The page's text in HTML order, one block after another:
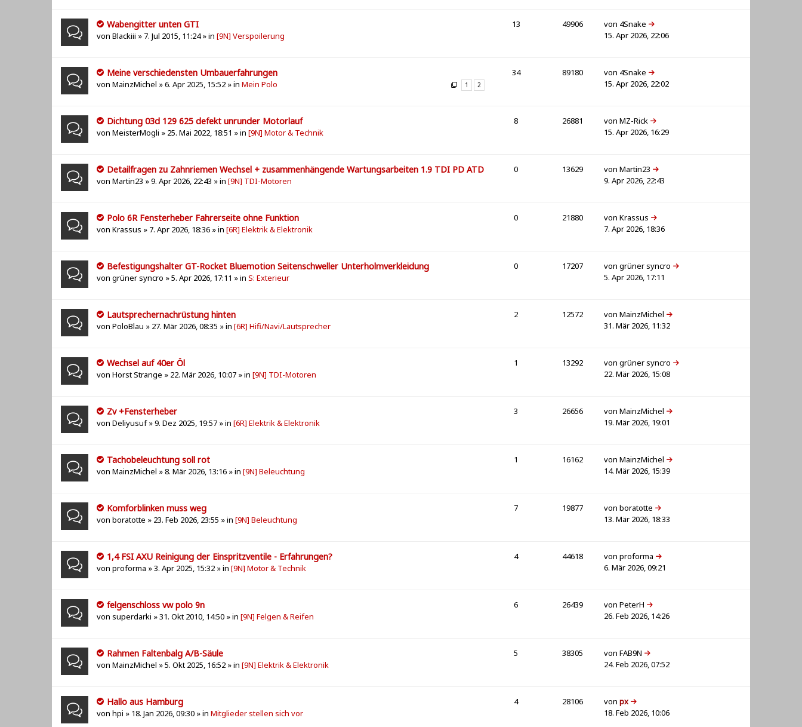
Wabengitter unten GTI
von Blackiii » 7. Jul 2015, 11:24 » in [9N] Verspoilerung
13 49906 von 4Snake
15. Apr 2026, 22:06
Meine verschiedensten Umbauerfahrungen
1 2
von MainzMichel » 6. Apr 2025, 15:52 » in Mein Polo
34 89180 von 4Snake
15. Apr 2026, 22:02
Dichtung 03d 129 625 defekt unrunder Motorlauf
von MeisterMogli » 25. Mai 2022, 18:51 » in [9N] Motor & Technik
8 26881 von MZ-Rick
15. Apr 2026, 16:29
Detailfragen zu Zahnriemen Wechsel + zusammenhängende Wartungsarbeiten 1.9 TDI PD ATD
von Martin23 » 9. Apr 2026, 22:43 » in [9N] TDI-Motoren
0 13629 von Martin23
9. Apr 2026, 22:43
Polo 6R Fensterheber Fahrerseite ohne Funktion
von Krassus » 7. Apr 2026, 18:36 » in [6R] Elektrik & Elektronik
0 21880 von Krassus
7. Apr 2026, 18:36
Befestigungshalter GT-Rocket Bluemotion Seitenschweller Unterholmverkleidung
von grüner syncro » 5. Apr 2026, 17:11 » in S: Exterieur
0 17207 von grüner syncro
5. Apr 2026, 17:11
Lautsprechernachrüstung hinten
von PoloBlau » 27. Mär 2026, 08:35 » in [6R] Hifi/Navi/Lautsprecher
2 12572 von MainzMichel
31. Mär 2026, 11:32
Wechsel auf 40er Öl
von Horst Strange » 22. Mär 2026, 10:07 » in [9N] TDI-Motoren
1 13292 von grüner syncro
22. Mär 2026, 15:08
Zv +Fensterheber
von Deliyusuf» 9. Dez 2025, 19:57 » in [6R] Elektrik & Elektronik
3 26656 von MainzMichel
19. Mär 2026, 19:01
Tachobeleuchtung soll rot
von MainzMichel » 8. Mär 2026, 13:16 » in [9N] Beleuchtung
1 16162 von MainzMichel
14. Mär 2026, 15:39
Komforblinken muss weg
von boratotte » 23. Feb 2026, 23:55 » in [9N] Beleuchtung
7 19877 von boratotte
13. Mär 2026, 18:33
1,4 FSI AXU Reinigung der Einspritzventile - Erfahrungen?
von proforma » 3. Apr 2025, 15:32 » in [9N] Motor & Technik
4 44618 von proforma
6. Mär 2026, 09:21
felgenschloss vw polo 9n
von superdarki » 31. Okt 2010, 14:50 » in [9N] Felgen & Reifen
6 26439 von PeterH
26. Feb 2026, 14:26
Rahmen Faltenbalg A/B-Säule
von MainzMichel » 5. Okt 2025, 16:52 » in [9N] Elektrik & Elektronik
5 38305 von FAB9N
24. Feb 2026, 07:52
Hallo aus Hamburg
von hpi » 18. Jan 2026, 09:30 » in Mitglieder stellen sich vor
4 28106 von px
18. Feb 2026, 10:06